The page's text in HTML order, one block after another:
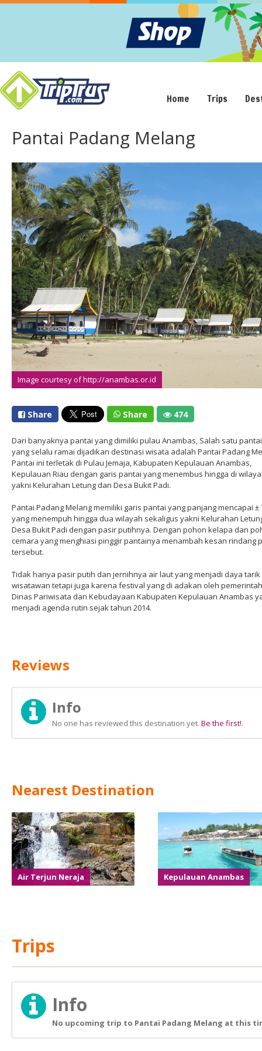
Home Trips
Pantai Padang Melang
Image courtesy of http://anambas.or.id
Share Share 474
Dari banyaknya pantai yang dimiliki pulau Anambas, Salah satu pantai
yang selalu ramai dijadikan destinasi wisata adalah Pantai Padang
Pantai ini terletak di Pulau Jemaja, Kabupaten Kepulauan Anambas,
Kepulauan Riau dengan garis pantai yang menembus hingga di
yakni Kelurahan Letung dan Desa Bukit Padi.
Pantai Padang Melang memiliki garis pantai yang panjang mencapai ±
yang menempuh hingga dua wilayah sekaligus yakni Kelurahan
Desa Bukit Padi dengan pasir putihnya. Dengan pohon kelapa dan
cemara yang menghiasi pinggir pantainya menambah kesan rindang
tersebut.
Tidak hanya pasir putih dan jernihnya air laut yang menjadi daya tarik
wisatawan tetapi juga karena festival yang di adakan oleh
Dinas Pariwisata dan Kebudayaan Kabupaten Kepulauan Anambas
menjadi agenda rutin sejak tahun 2014.
Reviews
Info
No one has reviewed this destination yet. Be the first!.
Nearest Destination
Air Terjun Neraja Kepulauan Anambas
Trips
Info
No upcoming trip to Pantai Padang Melang at this